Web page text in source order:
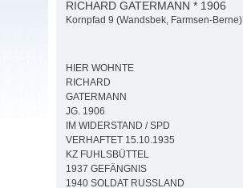
RICHARD GATERMANN * 1906
Kornpfad 9 (Wandsbek, Farmsen-Berne)
HIER WOHNTE
RICHARD
GATERMANN
JG. 1906
IM WIDERSTAND / SPD
VERHAFTET 15.10.1935
KZ FUHLSBÜTTEL
1937 GEFÄNGNIS
1940 SOLDAT RUSSLAND